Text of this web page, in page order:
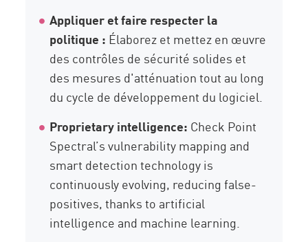
Appliquer et faire respecter la
politique : Élaborez et mettez en œuvre
des contrôles de sécurité solides et
des mesures d'atténuation tout au long
du cycle de développement du logiciel.
Proprietary intelligence: Check Point
Spectral’s vulnerability mapping and
smart detection technology is
continuously evolving, reducing false-
positives, thanks to artificial
intelligence and machine learning.